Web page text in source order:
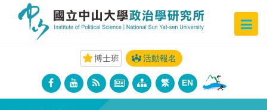
博士班 活動報名
繁 EN